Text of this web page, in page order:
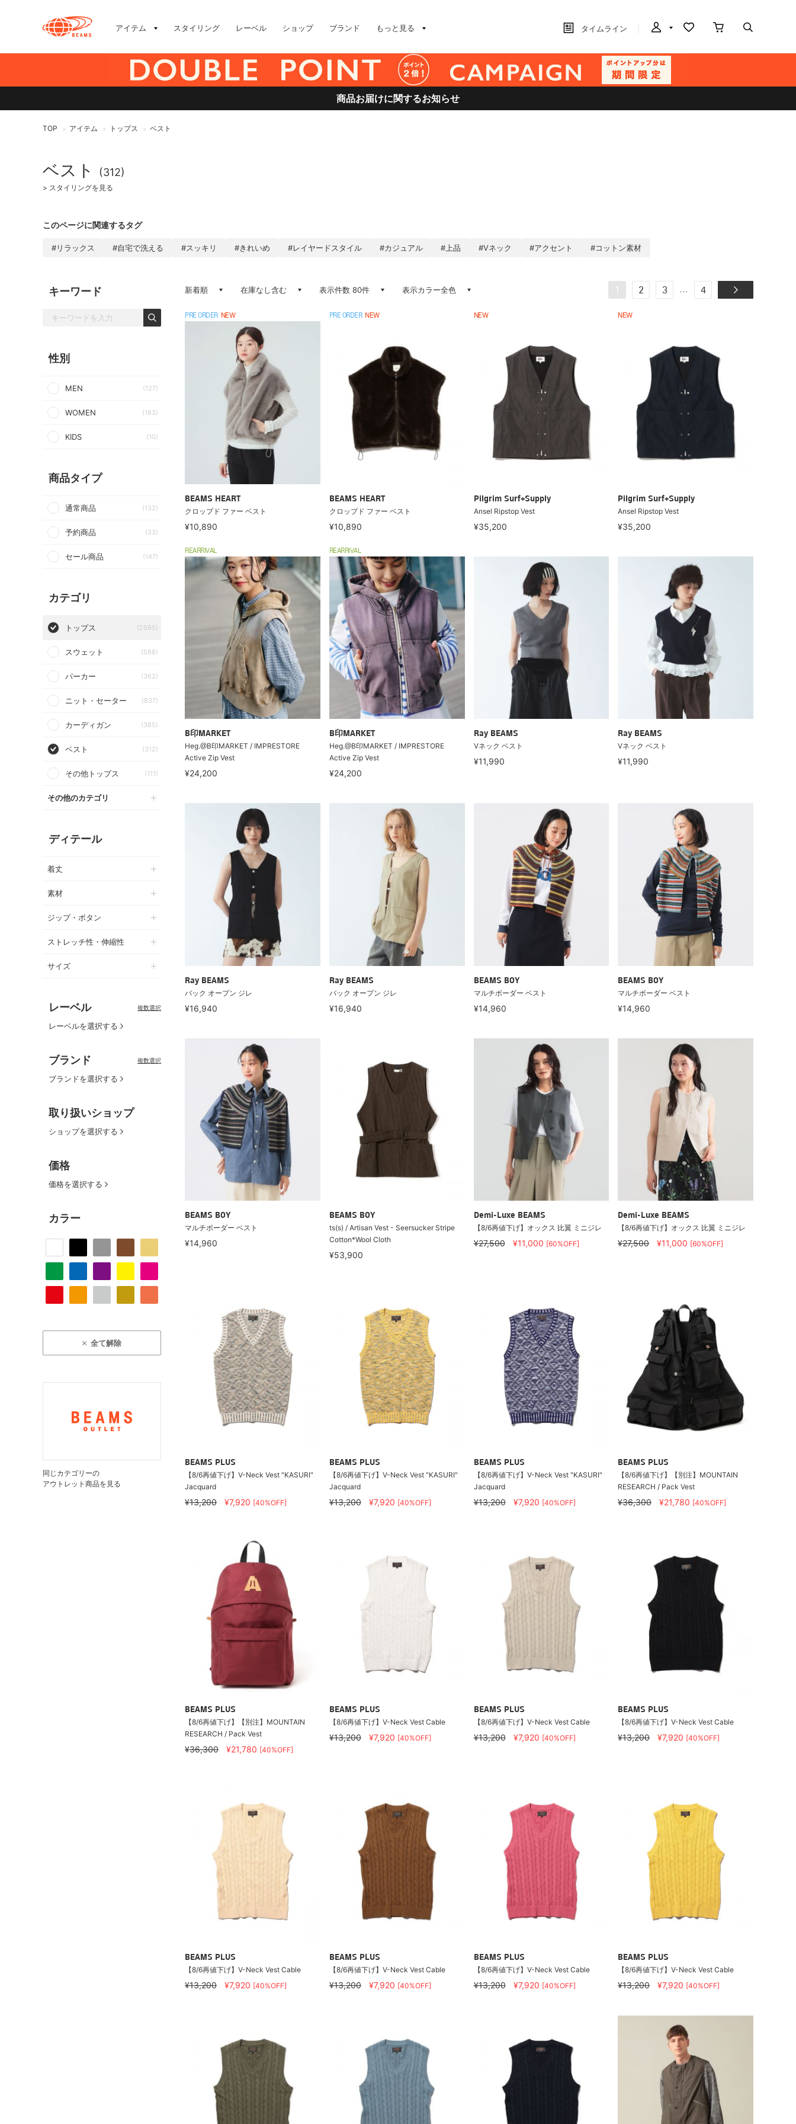
アイテム スタイリング レーベル ショップ ブランド もっと見る タイムライン
商品お届けに関するお知らせ
TOP > アイテム > トップス > ベスト
ベスト (312)
> スタイリングを見る
このページに関連するタグ
#リラックス #自宅で洗える #スッキリ #きれいめ #レイヤードスタイル #カジュアル #上品 #Vネック #アクセント #コットン素材
キーワード
性別
MEN (127)
WOMEN (183)
KIDS (10)
商品タイプ
通常商品 (132)
予約商品 (33)
セール商品 (147)
カテゴリ
トップス (2595)
スウェット (588)
パーカー (362)
ニット・セーター (837)
カーディガン (385)
ベスト (312)
その他トップス (111)
その他のカテゴリ
ディテール
着丈
素材
ジップ・ボタン
ストレッチ性・伸縮性
サイズ
レーベル 複数選択
レーベルを選択する
ブランド 複数選択
ブランドを選択する
取り扱いショップ
ショップを選択する
価格
価格を選択する
カラー
全て解除
同じカテゴリーの
アウトレット商品を見る
新着順 在庫なし含む 表示件数 80件 表示カラー全色 1 2 3 ... 4
PRE ORDER NEW
BEAMS HEART
クロップド ファー ベスト
¥10,890
PRE ORDER NEW
BEAMS HEART
クロップド ファー ベスト
¥10,890
NEW
Pilgrim Surf+Supply
Ansel Ripstop Vest
¥35,200
NEW
Pilgrim Surf+Supply
Ansel Ripstop Vest
¥35,200
REARRIVAL
B印MARKET
Heg.@B印MARKET / IMPRESTORE
Active Zip Vest
¥24,200
REARRIVAL
B印MARKET
Heg.@B印MARKET / IMPRESTORE
Active Zip Vest
¥24,200
Ray BEAMS
Vネック ベスト
¥11,990
Ray BEAMS
Vネック ベスト
¥11,990
Ray BEAMS
バック オープン ジレ
¥16,940
Ray BEAMS
バック オープン ジレ
¥16,940
BEAMS BOY
マルチボーダー ベスト
¥14,960
BEAMS BOY
マルチボーダー ベスト
¥14,960
BEAMS BOY
マルチボーダー ベスト
¥14,960
BEAMS BOY
ts(s) / Artisan Vest - Seersucker Stripe
Cotton*Wool Cloth
¥53,900
Demi-Luxe BEAMS
【8/6再値下げ】オックス 比翼 ミニジレ
¥27,500 ¥11,000 [60%OFF]
Demi-Luxe BEAMS
【8/6再値下げ】オックス 比翼 ミニジレ
¥27,500 ¥11,000 [60%OFF]
BEAMS PLUS
【8/6再値下げ】V-Neck Vest "KASURI"
Jacquard
¥13,200 ¥7,920 [40%OFF]
BEAMS PLUS
【8/6再値下げ】V-Neck Vest "KASURI"
Jacquard
¥13,200 ¥7,920 [40%OFF]
BEAMS PLUS
【8/6再値下げ】V-Neck Vest "KASURI"
Jacquard
¥13,200 ¥7,920 [40%OFF]
BEAMS PLUS
【8/6再値下げ】【別注】MOUNTAIN
RESEARCH / Pack Vest
¥36,300 ¥21,780 [40%OFF]
BEAMS PLUS
【8/6再値下げ】【別注】MOUNTAIN
RESEARCH / Pack Vest
¥36,300 ¥21,780 [40%OFF]
BEAMS PLUS
【8/6再値下げ】V-Neck Vest Cable
¥13,200 ¥7,920 [40%OFF]
BEAMS PLUS
【8/6再値下げ】V-Neck Vest Cable
¥13,200 ¥7,920 [40%OFF]
BEAMS PLUS
【8/6再値下げ】V-Neck Vest Cable
¥13,200 ¥7,920 [40%OFF]
BEAMS PLUS
【8/6再値下げ】V-Neck Vest Cable
¥13,200 ¥7,920 [40%OFF]
BEAMS PLUS
【8/6再値下げ】V-Neck Vest Cable
¥13,200 ¥7,920 [40%OFF]
BEAMS PLUS
【8/6再値下げ】V-Neck Vest Cable
¥13,200 ¥7,920 [40%OFF]
BEAMS PLUS
【8/6再値下げ】V-Neck Vest Cable
¥13,200 ¥7,920 [40%OFF]